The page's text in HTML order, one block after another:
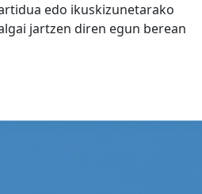
edo ikuskizunetarako
jartzen diren egun berean